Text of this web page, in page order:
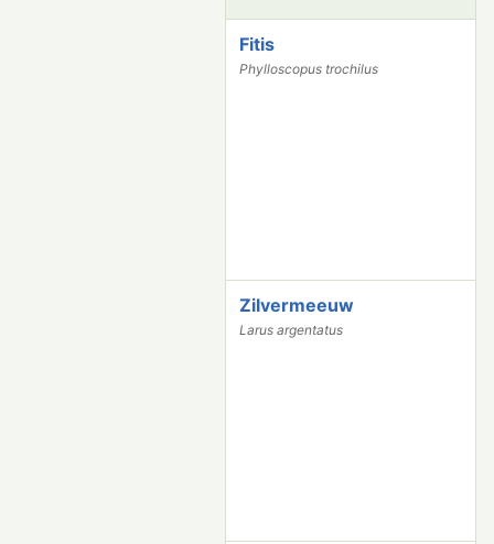
Fitis
Phylloscopus trochilus
Zilvermeeuw
Larus argentatus